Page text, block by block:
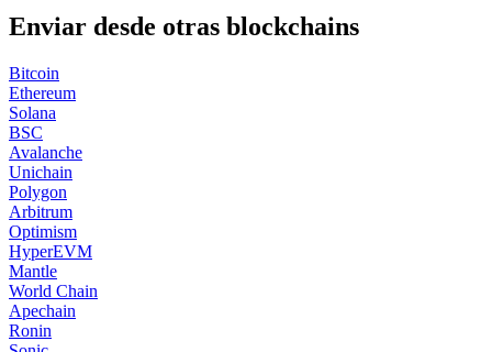
Enviar desde otras blockchains
Bitcoin
Ethereum
Solana
BSC
Avalanche
Unichain
Polygon
Arbitrum
Optimism
HyperEVM
Mantle
World Chain
Apechain
Ronin